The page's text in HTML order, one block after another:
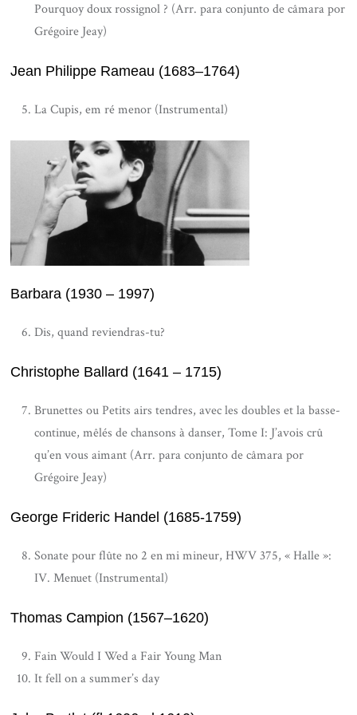
Pourquoy doux rossignol ? (Arr. para conjunto de câmara por
Grégoire Jeay)
Jean Philippe Rameau (1683–1764)
La Cupis, em ré menor (Instrumental)
Barbara (1930 – 1997)
Dis, quand reviendras-tu?
Christophe Ballard (1641 – 1715)
Brunettes ou Petits airs tendres, avec les doubles et la basse-
continue, mêlés de chansons à danser, Tome I: J’avois crû
qu’en vous aimant (Arr. para conjunto de câmara por
Grégoire Jeay)
George Frideric Handel (1685-1759)
Sonate pour flûte no 2 en mi mineur, HWV 375, « Halle »:
IV. Menuet (Instrumental)
Thomas Campion (1567–1620)
Fain Would I Wed a Fair Young Man
It fell on a summer’s day